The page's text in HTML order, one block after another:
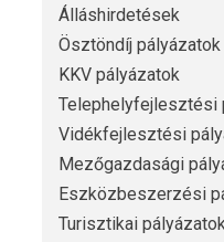
Álláshirdetések
Ösztöndíj pályázatok
KKV pályázatok
Telephelyfejlesztési
Vidékfejlesztési
Mezőgazdasági
Eszközbeszerzési
Turisztikai